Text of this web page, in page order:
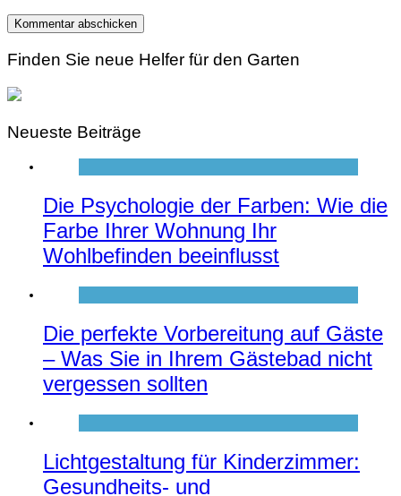
Finden Sie neue Helfer für den Garten
Neueste Beiträge
Die Psychologie der Farben: Wie die
Farbe Ihrer Wohnung Ihr
Wohlbefinden beeinflusst
Die perfekte Vorbereitung auf Gäste
– Was Sie in Ihrem Gästebad nicht
vergessen sollten
Lichtgestaltung für Kinderzimmer:
Gesundheits- und